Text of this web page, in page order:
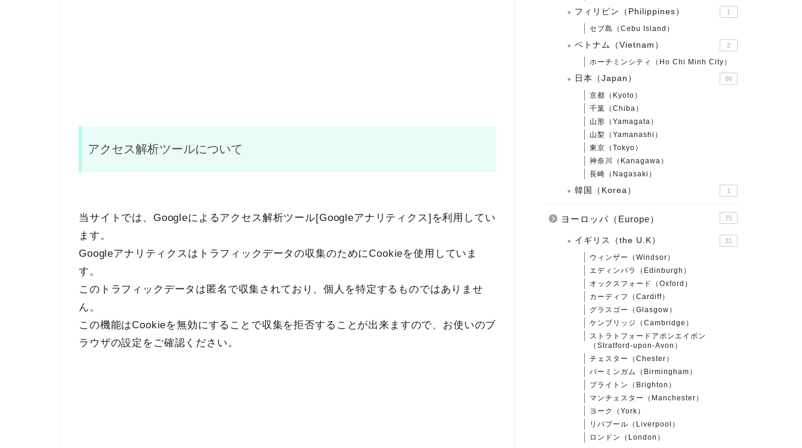
アクセス解析ツールについて
当サイトでは、Googleによるアクセス解析ツール[Googleアナリティクス]を利用してい
ます。
Googleアナリティクスはトラフィックデータの収集のためにCookieを使用していま
す。
このトラフィックデータは匿名で収集されており、個人を特定するものではありませ
ん。
この機能はCookieを無効にすることで収集を拒否することが出来ますので、お使いのブ
ラウザの設定をご確認ください。
フィリピン（Philippines） 1
セブ島（Cebu Island）
ベトナム（Vietnam） 2
ホーチミンシティ（Ho Chi Minh City）
日本（Japan） 86
京都（Kyoto）
千葉（Chiba）
山形（Yamagata）
山梨（Yamanashi）
東京（Tokyo）
神奈川（Kanagawa）
長崎（Nagasaki）
韓国（Korea） 1
ヨーロッパ（Europe） 75
イギリス（the U.K） 31
ウィンザー（Windsor）
エディンバラ（Edinburgh）
オックスフォード（Oxford）
カーディフ（Cardiff）
グラスゴー（Glasgow）
ケンブリッジ（Cambridge）
ストラトフォードアポンエイボン
（Stratford-upon-Avon）
チェスター（Chester）
バーミンガム（Birmingham）
ブライトン（Brighton）
マンチェスター（Manchester）
ヨーク（York）
リバプール（Liverpool）
ロンドン（London）